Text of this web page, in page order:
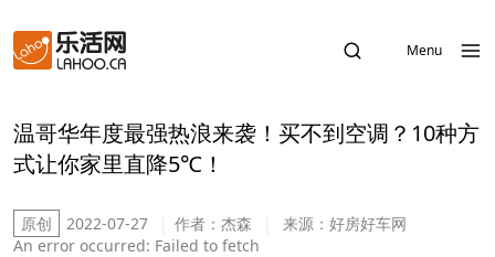
Menu
温哥华年度最强热浪来袭！买不到空调？10种方
式让你家里直降5℃！
原创 2022-07-27 作者： 杰森 来源： 好房好车网
An error occurred: Failed to fetch